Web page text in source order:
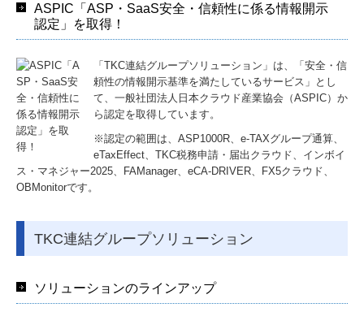
スタッフインタビュー
監査担当者の一日
キャリアアップ
福利厚生
個人情報保護方針
ASPIC「ASP・SaaS安全・信頼性に係る情報開示
認定」を取得！
「TKC連結グループソリューション」は、「安全・信
頼性の情報開示基準を満たしているサービス」とし
て、一般社団法人日本クラウド産業協会（ASPIC）か
ら認定を取得しています。
※認定の範囲は、ASP1000R、e-TAXグループ通算、
eTaxEffect、TKC税務申請・届出クラウド、インボイ
ス・マネジャー2025、FAManager、eCA-DRIVER、FX5クラウド、
OBMonitorです。
TKC連結グループソリューション
ソリューションのラインアップ